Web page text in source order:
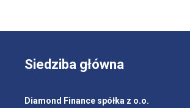
Siedziba główna
Diamond Finance spółka z o.o.